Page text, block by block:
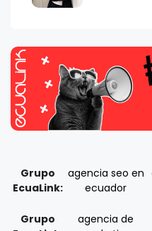
Grupo
EcuaLink:
agencia seo en
ecuador
Grupo
agencia de